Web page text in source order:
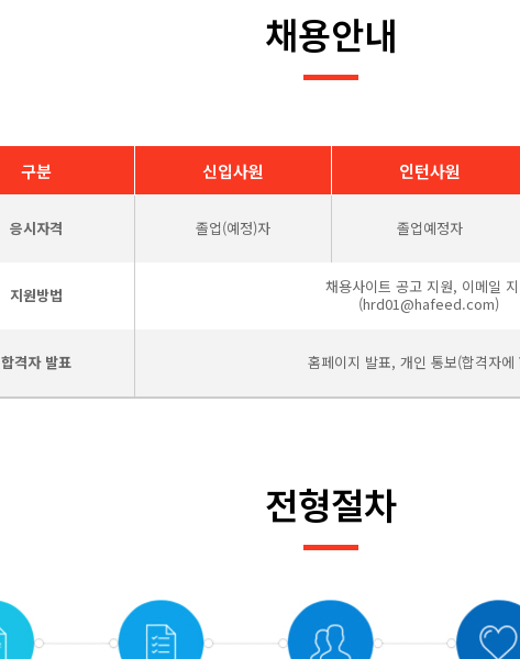
채용안내
구분 신입사원 인턴사원
응시자격 졸업(예정)자 졸업예정자
지원방법
채용사이트 공고 지원, 이메일
(hrd01@hafeed.com)
합격자 발표 홈페이지 발표, 개인 통보(합격자에
전형절차